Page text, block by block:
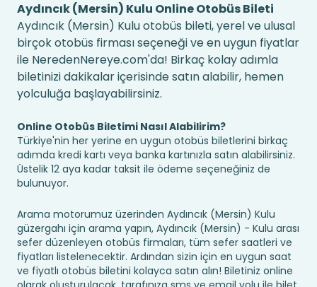
Aydıncık (Mersin) Kulu Online Otobüs Bileti
Aydıncık (Mersin) Kulu otobüs bileti, yerel ve ulusal
birçok otobüs firması seçeneği ve en uygun fiyatlar
ile NeredenNereye.com'da! Birkaç kolay adımla
biletinizi dakikalar içerisinde satın alabilir, hemen
yolculuğa başlayabilirsiniz.
Online Otobüs Biletimi Nasıl Alabilirim?
Türkiye'nin her yerine en uygun otobüs biletlerini birkaç
adımda kredi kartı veya banka kartınızla satın alabilirsiniz.
Üstelik 12 aya kadar taksit ile ödeme seçeneğiniz de
bulunuyor.
Arama motorumuz üzerinden Aydıncık (Mersin) Kulu
güzergahı için arama yapın, Aydıncık (Mersin) - Kulu arası
sefer düzenleyen otobüs firmaları, tüm sefer saatleri ve
fiyatları listelenecektir. Ardından sizin için en uygun saat
ve fiyatlı otobüs biletini kolayca satın alın! Biletiniz online